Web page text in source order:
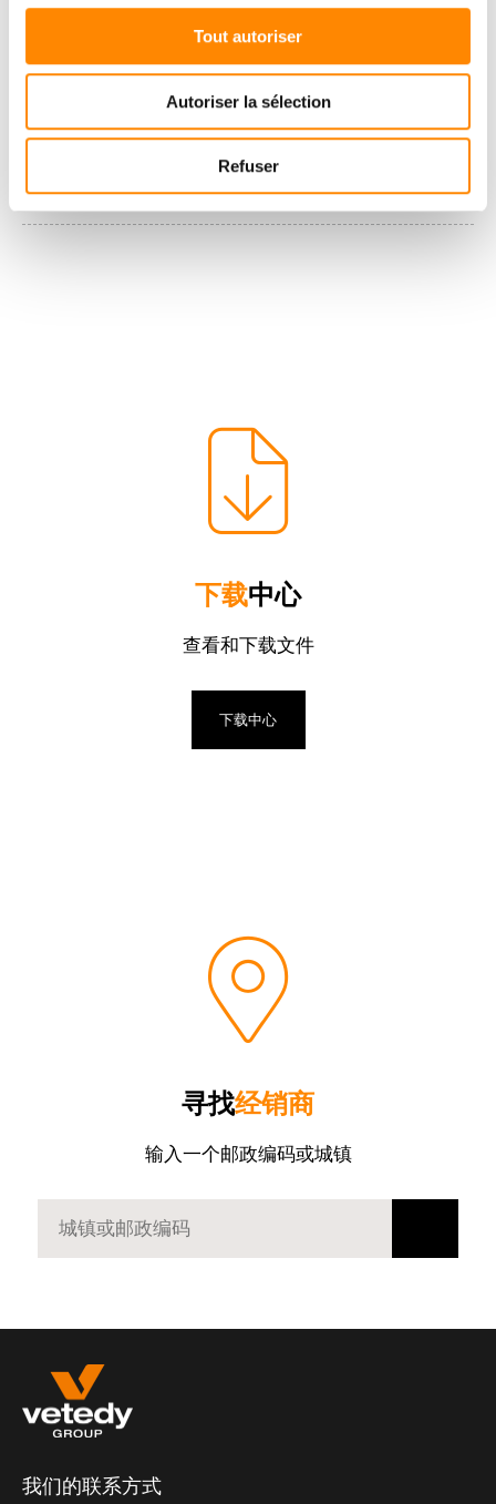
Tout autoriser
Autoriser la sélection
Refuser
下载中心
查看和下载文件
下载中心
寻找经销商
输入一个邮政编码或城镇
我们的联系方式